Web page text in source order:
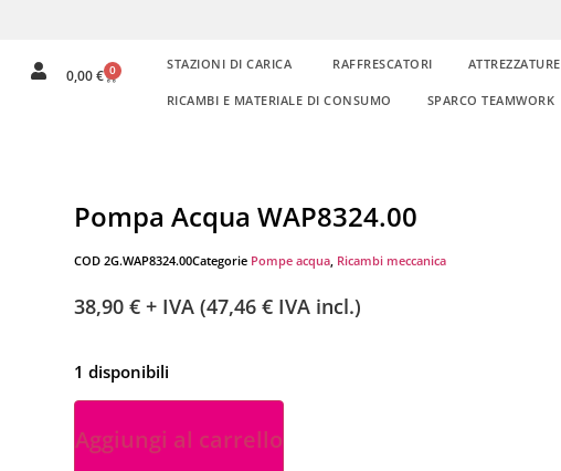
0,00€ 0 STAZIONI DI CARICA RAFFRESCATORI ATTREZZATURE
RICAMBI E MATERIALE DI CONSUMO SPARCO TEAMWORK
Pompa Acqua WAP8324.00
COD 2G.WAP8324.00Categorie Pompe acqua, Ricambi meccanica
38,90 € + IVA (47,46 € IVA incl.)
1 disponibili
Aggiungi al carrello